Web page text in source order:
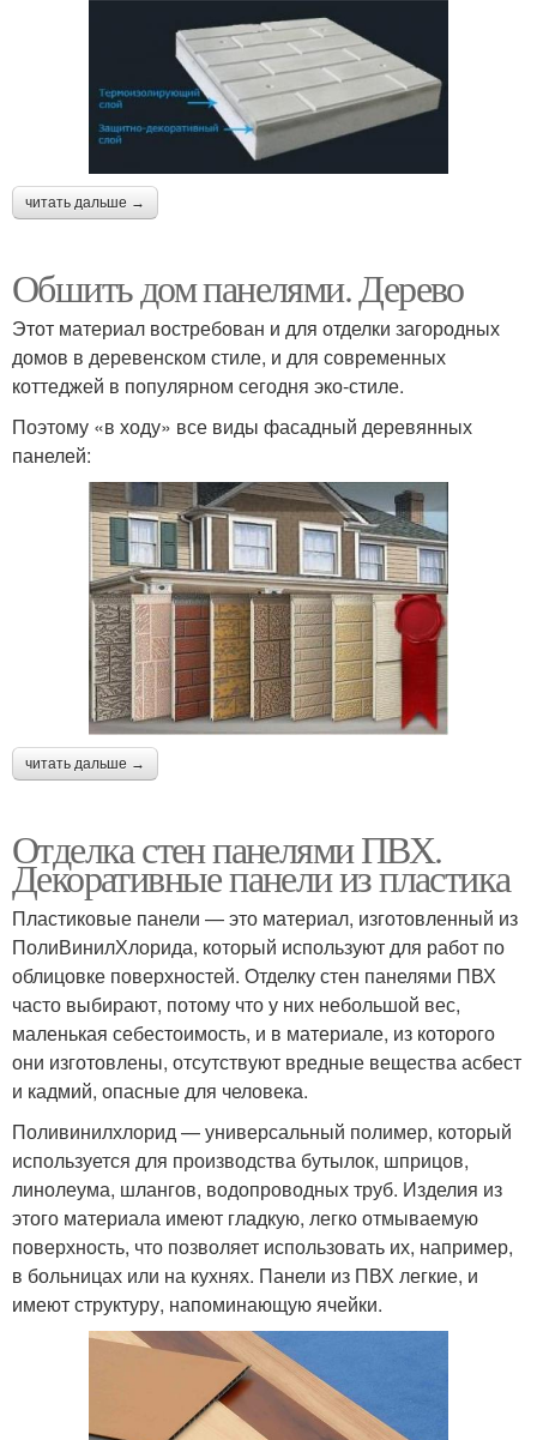
читать дальше →
Обшить дом панелями. Дерево
Этот материал востребован и для отделки загородных
домов в деревенском стиле, и для современных
коттеджей в популярном сегодня эко-стиле.
Поэтому «в ходу» все виды фасадный деревянных
панелей:
читать дальше →
Отделка стен панелями ПВХ.
Декоративные панели из пластика
Пластиковые панели — это материал, изготовленный из
ПолиВинилХлорида, который используют для работ по
облицовке поверхностей. Отделку стен панелями ПВХ
часто выбирают, потому что у них небольшой вес,
маленькая себестоимость, и в материале, из которого
они изготовлены, отсутствуют вредные вещества асбест
и кадмий, опасные для человека.
Поливинилхлорид — универсальный полимер, который
используется для производства бутылок, шприцов,
линолеума, шлангов, водопроводных труб. Изделия из
этого материала имеют гладкую, легко отмываемую
поверхность, что позволяет использовать их, например,
в больницах или на кухнях. Панели из ПВХ легкие, и
имеют структуру, напоминающую ячейки.